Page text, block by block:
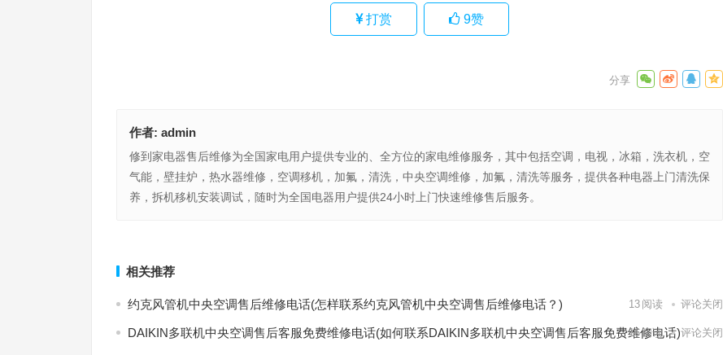
打赏 9赞
作者: admin
修到家电器售后维修为全国家电用户提供专业的、全方位的家电维修服务，其中包括空调，电视，冰箱，洗衣机，空
气能，壁挂炉，热水器维修，空调移机，加氟，清洗，中央空调维修，加氟，清洗等服务，提供各种电器上门清洗保
养，拆机移机安装调试，随时为全国电器用户提供24小时上门快速维修售后服务。
相关推荐
约克风管机中央空调售后维修电话(怎样联系约克风管机中央空调售后维修电话？) 13 阅读 评论关闭
DAIKIN多联机中央空调售后客服免费维修电话(如何联系DAIKIN多联机中央空调售后客服免费维修电话)
16阅读 评论关闭